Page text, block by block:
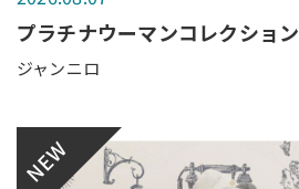
プラチナウーマンコレクション
ジャンニロ
NEW